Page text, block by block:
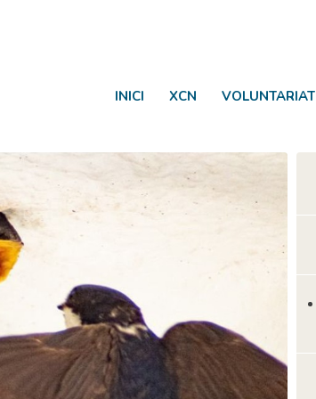
INICI XCN VOLUNTARIAT